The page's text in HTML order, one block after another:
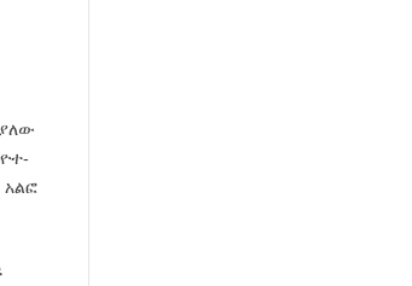
አልፎ